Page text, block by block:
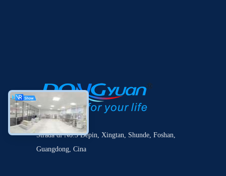
Strada di No.3 Depin, Xingtan, Shunde, Foshan,
Guangdong, Cina